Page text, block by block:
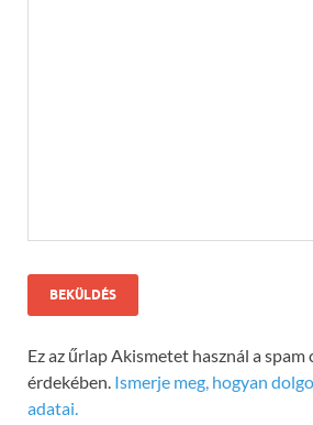
Ez az űrlap Akismetet használ a spam
érdekében. Ismerje meg, hogyan
adatai.